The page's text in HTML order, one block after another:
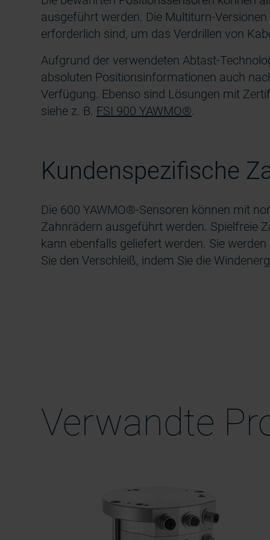
ausgeführt werden. Die Multiturn-
erforderlich sind, um das Verdrillen von
Aufgrund der verwendeten Abtast-
absoluten Positionsinformationen auch
Verfügung. Ebenso sind Lösungen mit
siehe z. B. FSI 900 YAWMO®.
Kundenspezifische
Die 600 YAWMO®-Sensoren können mit
Zahnrädern ausgeführt werden. Spielfreie
kann ebenfalls geliefert werden. Sie
Sie den Verschleiß, indem Sie die
Verwandte